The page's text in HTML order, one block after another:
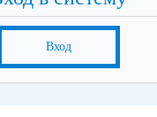
Вход